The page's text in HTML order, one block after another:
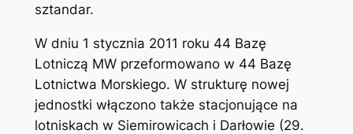
sztandar.
W dniu 1 stycznia 2011 roku 44 Bazę
Lotniczą MW przeformowano w 44 Bazę
Lotnictwa Morskiego. W strukturę nowej
jednostki włączono także stacjonujące na
lotniskach w Siemirowicach i Darłowie (29.